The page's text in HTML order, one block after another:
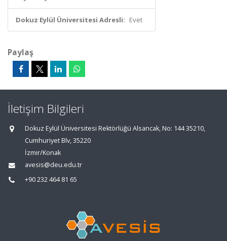
Dokuz Eylül Üniversitesi Adresli: Evet
Paylaş
İletişim Bilgileri
Dokuz Eylül Üniversitesi Rektörlüğü Alsancak, No: 144 35210,
Cumhuriyet Blv, 35220
İzmir/Konak
avesis@deu.edu.tr
+90 232 464 81 65